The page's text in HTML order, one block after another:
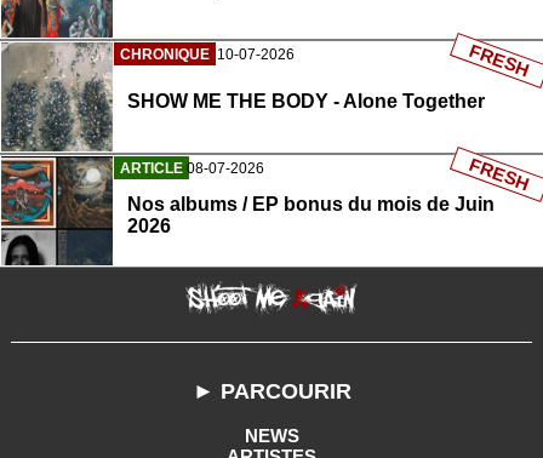
CHRONIQUE 10-07-2026
SHOW ME THE BODY - Alone Together
FRESH
ARTICLE 08-07-2026
Nos albums / EP bonus du mois de Juin
2026
FRESH
► PARCOURIR
NEWS